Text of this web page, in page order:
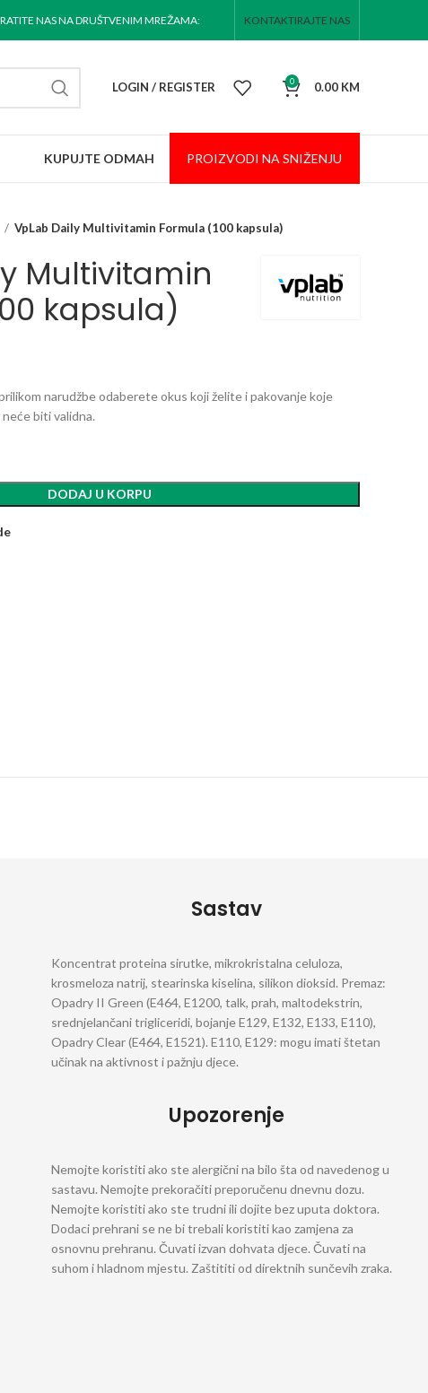
NAS NA DRUŠTVENIM MREŽAMA: KONTAKTIRAJTE NAS
LOGIN / REGISTER 0 0.00 KM
KUPUJTE ODMAH PROIZVODI NA SNIŽENJU
VpLab Daily Multivitamin Formula (100 kapsula)
Multivitamin
kapsula)
narudžbe odaberete okus koji želite i pakovanje koje
biti validna.
DODAJ U KORPU
Sastav
Koncentrat proteina sirutke, mikrokristalna celuloza,
krosmeloza natrij, stearinska kiselina, silikon dioksid. Premaz:
Opadry II Green (E464, E1200, talk, prah, maltodekstrin,
srednjelančani trigliceridi, bojanje E129, E132, E133, E110),
Opadry Clear (E464, E1521). E110, E129: mogu imati štetan
učinak na aktivnost i pažnju djece.
Upozorenje
Nemojte koristiti ako ste alergični na bilo šta od navedenog u
sastavu. Nemojte prekoračiti preporučenu dnevnu dozu.
Nemojte koristiti ako ste trudni ili dojite bez uputa doktora.
Dodaci prehrani se ne bi trebali koristiti kao zamjena za
osnovnu prehranu. Čuvati izvan dohvata djece. Čuvati na
suhom i hladnom mjestu. Zaštititi od direktnih sunčevih zraka.